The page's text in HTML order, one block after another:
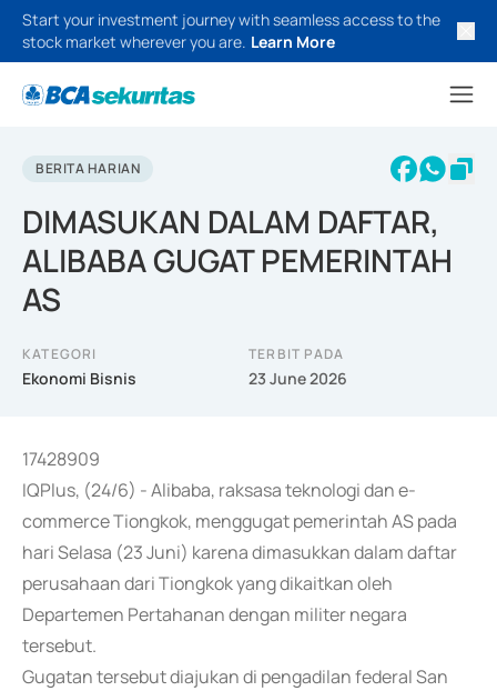
Start your investment journey with seamless access to the
stock market wherever you are. Learn More
BERITA HARIAN
DIMASUKAN DALAM DAFTAR,
ALIBABA GUGAT PEMERINTAH
AS
KATEGORI
Ekonomi Bisnis
TERBIT PADA
23 June 2026
17428909
IQPlus, (24/6) - Alibaba, raksasa teknologi dan e-
commerce Tiongkok, menggugat pemerintah AS pada
hari Selasa (23 Juni) karena dimasukkan dalam daftar
perusahaan dari Tiongkok yang dikaitkan oleh
Departemen Pertahanan dengan militer negara
tersebut.
Gugatan tersebut diajukan di pengadilan federal San